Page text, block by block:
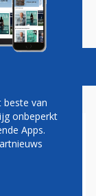
Vacatures
VAN
beste van
onbeperkt
Apps.